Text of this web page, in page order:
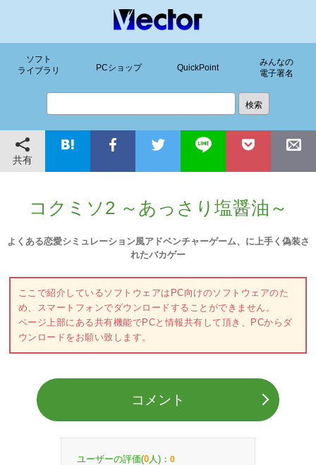
ソフト
ライブラリ
PCショップ QuickPoint
みんなの
電子署名
共有
コクミソ2 ～あっさり塩醤油～
よくある恋愛シミュレーション風アドベンチャーゲーム、に上手く偽装さ
れたバカゲー
ここで紹介しているソフトウェアはPC向けのソフトウェアのた
め、スマートフォンでダウンロードすることができません。
ページ上部にある共有機能でPCと情報共有して頂き、PCからダ
ウンロードをお願い致します。
コメント
ユーザーの評価(0 人)： 0